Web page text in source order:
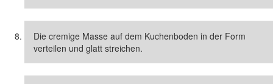
Die cremige Masse auf dem Kuchenboden in der Form
verteilen und glatt streichen.